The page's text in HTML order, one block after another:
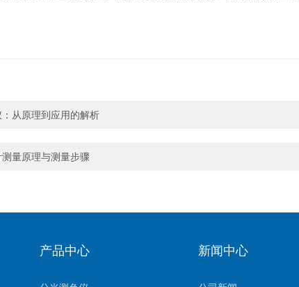
从原理到应用的解析
量原理与测量步骤
产品中心 新闻中心